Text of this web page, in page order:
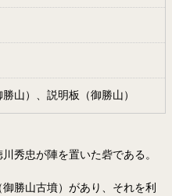
山）、説明板（御勝山）
秀忠が陣を置いた砦である。
勝山古墳）があり、それを利